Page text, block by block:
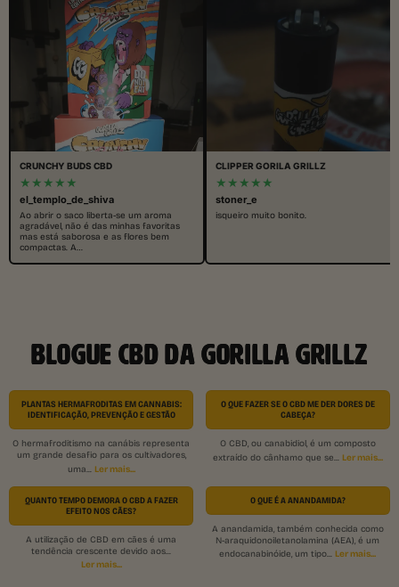
CRUNCHY BUDS CBD
★★★★★
el_templo_de_shiva
Ao abrir o saco liberta-se um aroma
agradável, não é das minhas favoritas
mas está saborosa e as flores bem
compactas. A…
CLIPPER GORILA GRILLZ
★★★★★
stoner_e
isqueiro muito bonito.
BLOGUE CBD DA GORILLA GRILLZ
PLANTAS HERMAFRODITAS EM CANNABIS:
IDENTIFICAÇÃO, PREVENÇÃO E GESTÃO
O hermafroditismo na canábis representa
um grande desafio para os cultivadores,
uma... Ler mais...
O QUE FAZER SE O CBD ME DER DORES DE
CABEÇA?
O CBD, ou canabidiol, é um composto
extraído do cânhamo que se... Ler mais...
QUANTO TEMPO DEMORA O CBD A FAZER
EFEITO NOS CÃES?
A utilização de CBD em cães é uma
tendência crescente devido aos...
Ler mais...
O QUE É A ANANDAMIDA?
A anandamida, também conhecida como
N-araquidonoiletanolamina (AEA), é um
endocanabinóide, um tipo...Ler mais...